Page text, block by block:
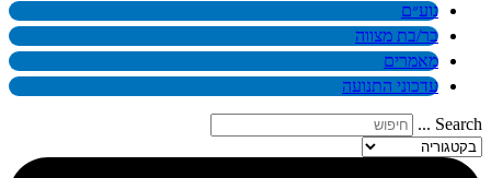
נוע״ם
בר/בת מצווה
מאמרים
עדכוני התנועה
Search ...